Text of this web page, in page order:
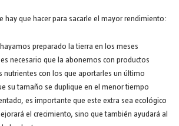
hay que hacer para sacarle el mayor rendimiento:
preparado la tierra en los meses
necesario que la abonemos con productos
nutrientes con los que aportarles un último
su tamaño se duplique en el menor tiempo
es importante que este extra sea ecológico
el crecimiento, sino que también ayudará al